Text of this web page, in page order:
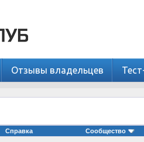
Отзывы владельцев
Справка Сообщество